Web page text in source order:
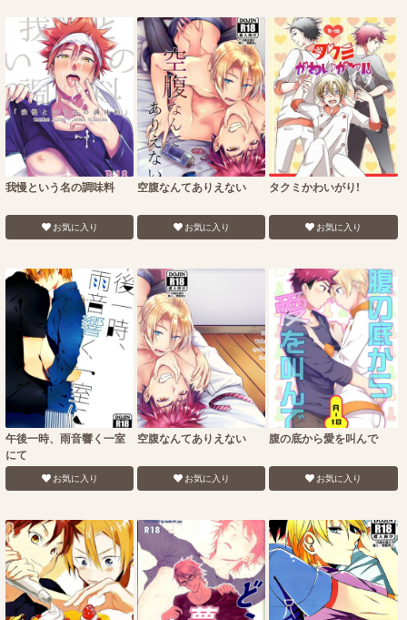
我慢という名の調味料
お気に入り
空腹なんてありえない
お気に入り
タクミかわいがり!
お気に入り
午後一時、雨音響く一室
にて
お気に入り
空腹なんてありえない
お気に入り
腹の底から愛を叫んで
お気に入り